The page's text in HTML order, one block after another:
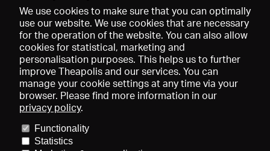
Données médiatiques
Conditions générales de vente
We use cookies to make sure that you can optimally
use our website. We use cookies that are necessary
for the operation of the website. You can also allow
cookies for statistical, marketing and
personalisation purposes. This helps us to further
improve Theapolis and our services. You can
manage your cookie settings at any time via your
browser. Please find more information in our
privacy policy.
Functionality
Statistics